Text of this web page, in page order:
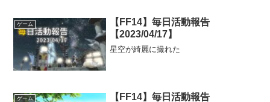
ゲーム
【FF14】毎日活動報告
【2023/04/17】
星空が綺麗に撮れた
ゲーム
【FF14】毎日活動報告